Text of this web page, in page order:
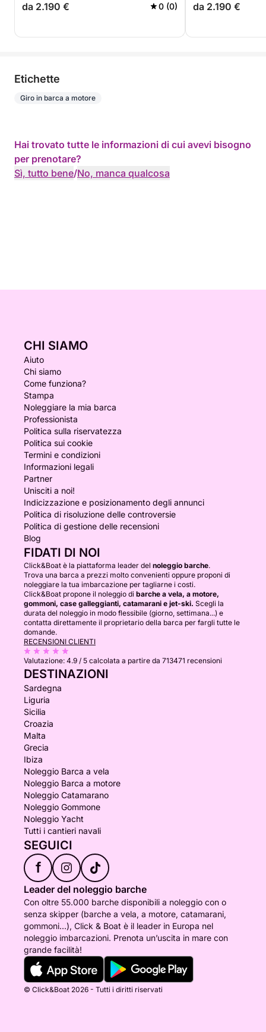
da 2.190 € 0 (0) da 2.190 €
Etichette
Giro in barca a motore
Hai trovato tutte le informazioni di cui avevi bisogno
per prenotare?
Sì, tutto bene/No, manca qualcosa
CHI SIAMO
Aiuto
Chi siamo
Come funziona?
Stampa
Noleggiare la mia barca
Professionista
Politica sulla riservatezza
Politica sui cookie
Termini e condizioni
Informazioni legali
Partner
Unisciti a noi!
Indicizzazione e posizionamento degli annunci
Politica di risoluzione delle controversie
Politica di gestione delle recensioni
Blog
FIDATI DI NOI
Click&Boat è la piattaforma leader del noleggio barche.
Trova una barca a prezzi molto convenienti oppure proponi di
noleggiare la tua imbarcazione per tagliarne i costi.
Click&Boat propone il noleggio di barche a vela, a motore,
gommoni, case galleggianti, catamarani e jet-ski. Scegli la
durata del noleggio in modo flessibile (giorno, settimana...) e
contatta direttamente il proprietario della barca per fargli tutte le
domande.
RECENSIONI CLIENTI
Valutazione: 4.9 / 5 calcolata a partire da 713471 recensioni
DESTINAZIONI
Sardegna
Liguria
Sicilia
Croazia
Malta
Grecia
Ibiza
Noleggio Barca a vela
Noleggio Barca a motore
Noleggio Catamarano
Noleggio Gommone
Noleggio Yacht
Tutti i cantieri navali
SEGUICI
f
Leader del noleggio barche
Con oltre 55.000 barche disponibili a noleggio con o
senza skipper (barche a vela, a motore, catamarani,
gommoni...), Click & Boat è il leader in Europa nel
noleggio imbarcazioni. Prenota un’uscita in mare con
grande facilità!
© Click&Boat 2026 - Tutti i diritti riservati